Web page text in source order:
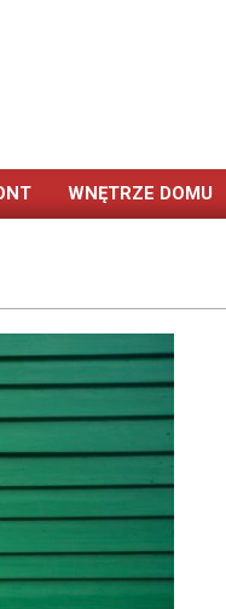
Primary
WNĘTRZE DOMU